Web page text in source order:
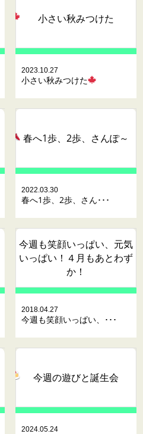
小さい秋みつけた
2023.10.27
小さい秋みつけた
春へ1歩、2歩、さんぽ～
2022.03.30
春へ1歩、2歩、さん･･･
今週も笑顔いっぱい、元気
いっぱい！４月もあとわず
か！
2018.04.27
今週も笑顔いっぱい、･･･
今週の遊びと誕生会
2024.05.24